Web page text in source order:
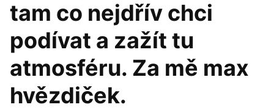
tam co nejdřív chci
podívat a zažít tu
atmosféru. Za mě max
hvězdiček.